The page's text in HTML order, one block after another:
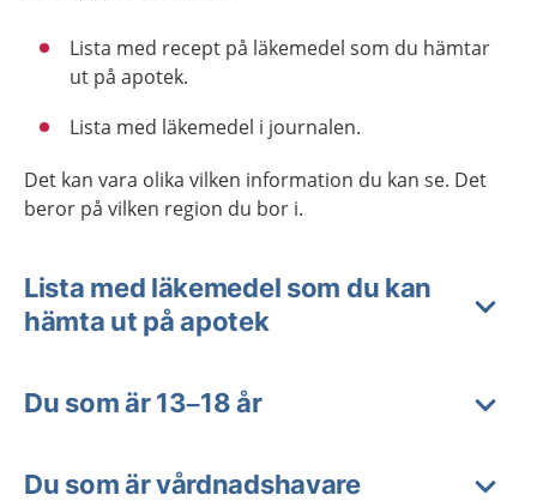
Lista med recept på läkemedel som du hämtar
ut på apotek.
Lista med läkemedel i journalen.
Det kan vara olika vilken information du kan se. Det
beror på vilken region du bor i.
Lista med läkemedel som du kan
hämta ut på apotek
Du som är 13–18 år
Du som är vårdnadshavare